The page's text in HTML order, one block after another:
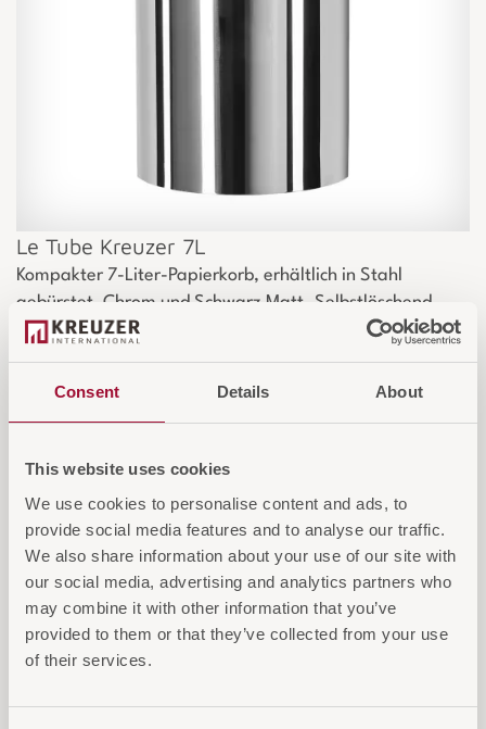
Consent Details About
This website uses cookies
We use cookies to personalise content and ads, to
provide social media features and to analyse our traffic.
We also share information about your use of our site with
our social media, advertising and analytics partners who
may combine it with other information that you’ve
provided to them or that they’ve collected from your use
of their services.
Le Tube Kreuzer 7L
Kompakter 7-Liter-Papierkorb, erhältlich in Stahl
gebürstet, Chrom und Schwarz Matt. Selbstlöschend.